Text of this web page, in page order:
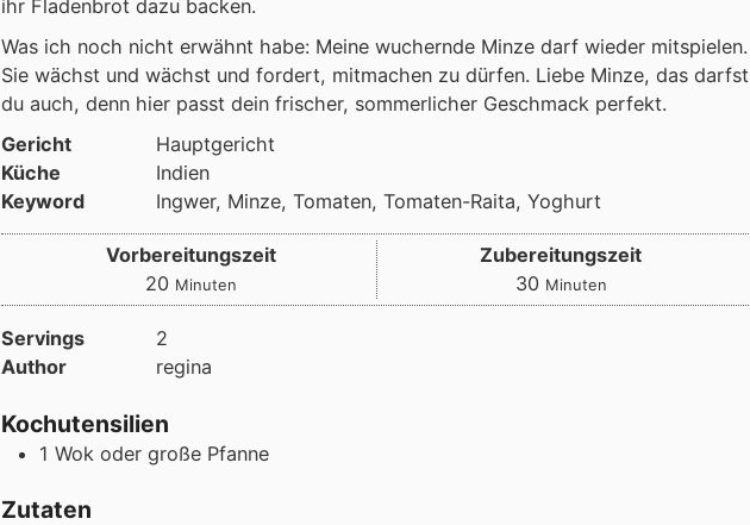
ihr Fladenbrot dazu backen.
Was ich noch nicht erwähnt habe: Meine wuchernde Minze darf wieder mitspielen.
Sie wächst und wächst und fordert, mitmachen zu dürfen. Liebe Minze, das darfst
du auch, denn hier passt dein frischer, sommerlicher Geschmack perfekt.
Gericht
Hauptgericht
Küche
Indien
Keyword
Ingwer, Minze, Tomaten, Tomaten-Raita, Yoghurt
Vorbereitungszeit
20 Minuten
Minuten
Zubereitungszeit
30Minuten
Minuten
Servings
2
Author
regina
Kochutensilien
1 Wok oder große Pfanne
Zutaten